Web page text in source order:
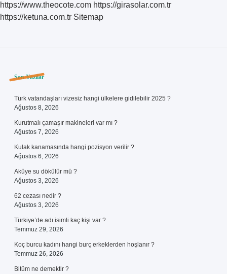
https://www.theocote.com https://girasolar.com.tr
https://ketuna.com.tr Sitemap
Sidebar
Son Yazılar
Türk vatandaşları vizesiz hangi ülkelere gidilebilir 2025 ?
Ağustos 8, 2026
Kurutmalı çamaşır makineleri var mı ?
Ağustos 7, 2026
Kulak kanamasında hangi pozisyon verilir ?
Ağustos 6, 2026
Aküye su dökülür mü ?
Ağustos 3, 2026
62 cezası nedir ?
Ağustos 3, 2026
Türkiye’de adı isimli kaç kişi var ?
Temmuz 29, 2026
Koç burcu kadını hangi burç erkeklerden hoşlanır ?
Temmuz 26, 2026
Bitüm ne demektir ?